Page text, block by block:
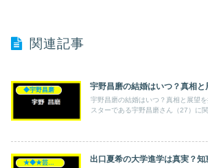
関連記事
◆宇野昌磨 宇野昌磨の結婚はいつ？真相と
宇野昌磨の結婚はいつ？真相と展望
スターである宇野昌磨さん（27）に関
★◆★芸能人★◆★ 出口夏希の大学進学は真実？知